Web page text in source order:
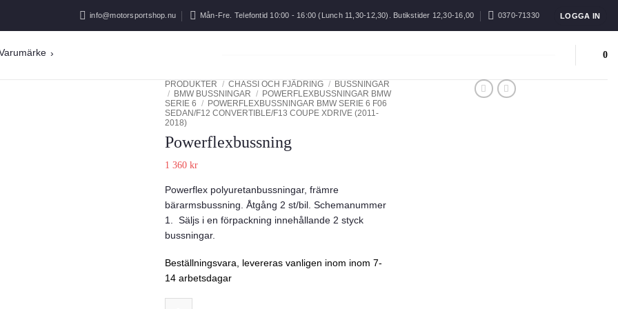
info@motorsportshop.nu Mån-Fre. Telefontid 10:00 - 16:00 (Lunch 11,30-12,30). Butikstider 12,30-16,00 0370-71330 LOGGA IN
0
PRODUKTER / CHASSI OCH FJÄDRING / BUSSNINGAR
/
BMW BUSSNINGAR / POWERFLEXBUSSNINGAR BMW
SERIE 6 /
POWERFLEXBUSSNINGAR BMW SERIE 6 F06
SEDAN/F12 CONVERTIBLE/F13 COUPE XDRIVE (2011-
2018)
Powerflexbussning
1 360 kr
Powerflex polyuretanbussningar, främre
bärarmsbussning. Åtgång 2 st/bil. Schemanummer
1. Säljs i en förpackning innehållande 2 styck
bussningar.
Beställningsvara, levereras vanligen inom inom 7-
14 arbetsdagar